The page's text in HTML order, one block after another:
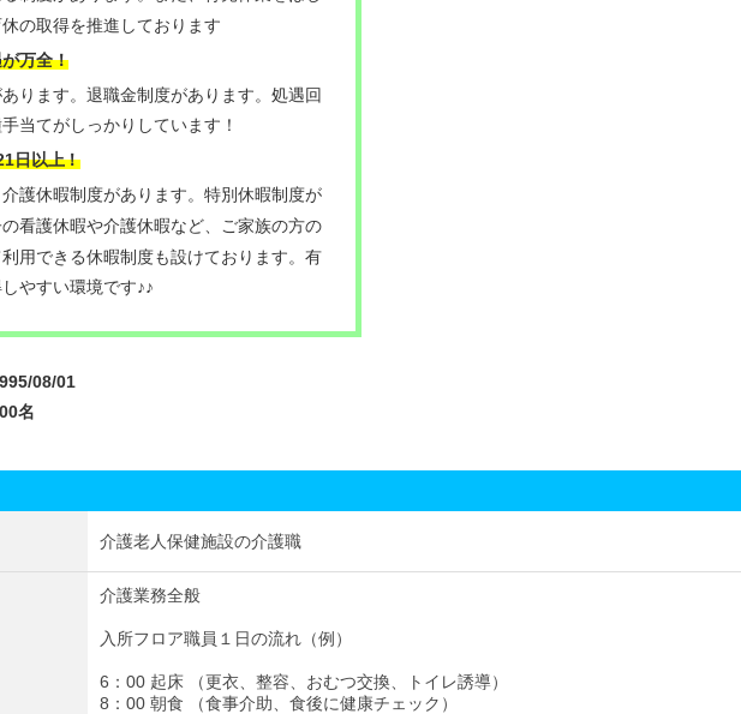
の取得を推進しております
万全！
ります。退職金制度があります。処遇回
当てがしっかりしています！
日以上！
護休暇制度があります。特別休暇制度が
看護休暇や介護休暇など、ご家族の方の
用できる休暇制度も設けております。 有
やすい環境です♪♪
08/01
名
介護老人保健施設の介護職
介護業務全般
入所フロア職員１日の流れ（例）
6：00 起床 （更衣、整容、おむつ交換、トイレ誘導）
8：00 朝食 （食事介助、食後に健康チェック）